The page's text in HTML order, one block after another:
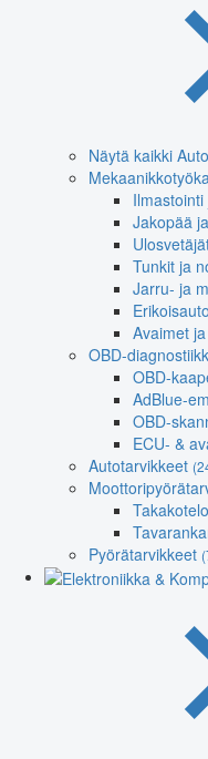
Näytä kaikki
Jakopää
Tunkit ja
Jarru- ja
Avaimet
OBD-
OBD-
AdBlue-
OBD-
ECU- &
Autotarvikkeet
Pyörätarvikkeet